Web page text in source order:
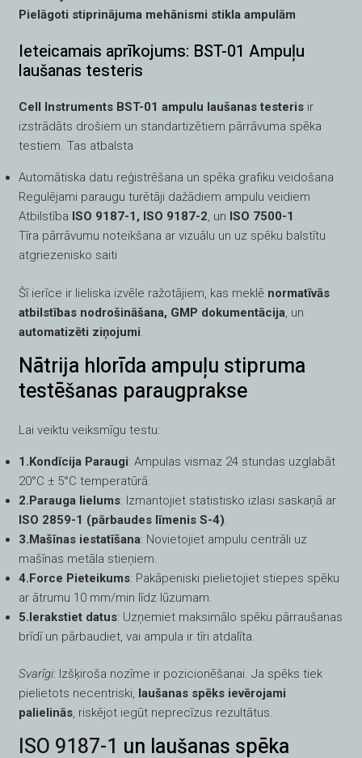
Pielāgoti stiprinājuma mehānismi stikla ampulām
Ieteicamais aprīkojums: BST-01 Ampuļu
laušanas testeris
Cell Instruments BST-01 ampulu laušanas testeris ir
izstrādāts drošiem un standartizētiem pārrāvuma spēka
testiem. Tas atbalsta
Automātiska datu reģistrēšana un spēka grafiku veidošana
Regulējami paraugu turētāji dažādiem ampulu veidiem
Atbilstība ISO 9187-1, ISO 9187-2, un ISO 7500-1
Tīra pārrāvumu noteikšana ar vizuālu un uz spēku balstītu
atgriezenisko saiti
Šī ierīce ir lieliska izvēle ražotājiem, kas meklē normatīvās
atbilstības nodrošināšana, GMP dokumentācija , un
automatizēti ziņojumi
Nātrija hlorīda ampuļu stipruma
testēšanas paraugprakse
Lai veiktu veiksmīgu testu:
1.Kondīcija Paraugi: Ampulas vismaz 24 stundas uzglabāt
20°C ± 5°C temperatūrā.
2.Parauga lielums: Izmantojiet statistisko izlasi saskaņā ar
ISO 2859-1 (pārbaudes līmenis S-4)
3.Mašīnas iestatīšana: Novietojiet ampulu centrāli uz
mašīnas metāla stieņiem.
4.Force Pieteikums: Pakāpeniski pielietojiet stiepes spēku
ar ātrumu 10 mm/min līdz lūzumam.
5.Ierakstiet datus: Uzņemiet maksimālo spēku pārraušanas
brīdī un pārbaudiet, vai ampula ir tīri atdalīta.
Svarīgi: Izšķiroša nozīme ir pozicionēšanai. Ja spēks tiek
pielietots necentriski, laušanas spēks ievērojami
palielinās, riskējot iegūt neprecīzus rezultātus.
ISO 9187-1 un laušanas spēka